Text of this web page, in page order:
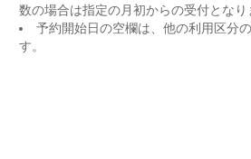
数の場合は指定の月初からの受付となり
予約開始日の空欄は、他の利用区分
す。